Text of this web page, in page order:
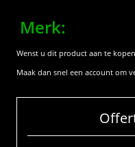
Merk:
Wenst u dit product aan te
Maak dan snel een account om